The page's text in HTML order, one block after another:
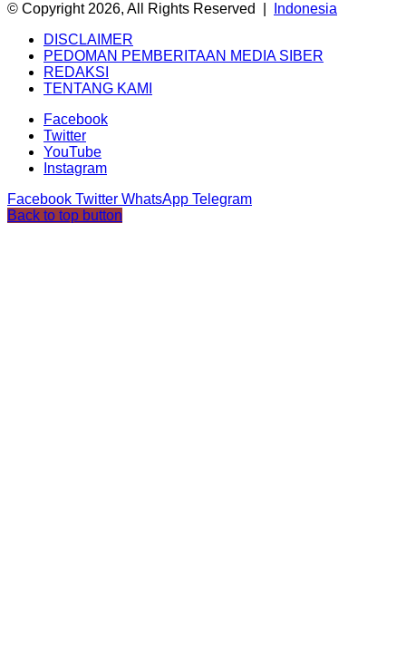
© Copyright 2026, All Rights Reserved |
Indonesia
DISCLAIMER
PEDOMAN PEMBERITAAN MEDIA SIBER
REDAKSI
TENTANG KAMI
Facebook
Twitter
YouTube
Instagram
Facebook Twitter WhatsApp Telegram
Back to top button